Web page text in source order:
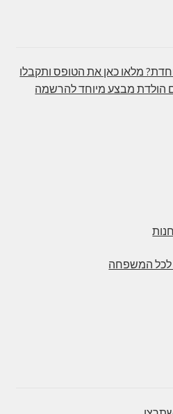
מלאו כאן את הטופס ותקבלו
הולדת מבצע מיוחד להרשמה
לכל המשפחה